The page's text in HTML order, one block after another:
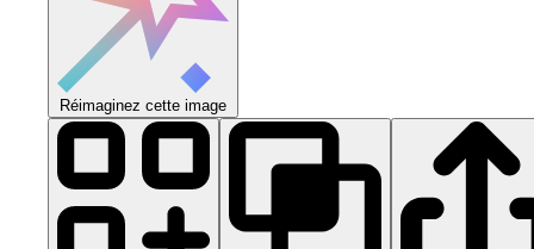
Réimaginez cette image